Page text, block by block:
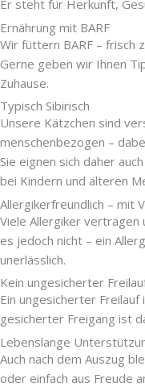
Er steht für Herkunft,
Ernährung mit BARF
Wir füttern BARF –
Gerne geben wir Ihnen
Zuhause.
Typisch Sibirisch
Unsere Kätzchen sind
menschenbezogen –
Sie eignen sich daher
bei Kindern und älteren
Allergikerfreundlich – mit
Viele Allergiker vertragen
es jedoch nicht – ein
unerlässlich.
Kein ungesicherter
Ein ungesicherter
gesicherter Freigang ist
Lebenslange
Auch nach dem Auszug
oder einfach aus Freude